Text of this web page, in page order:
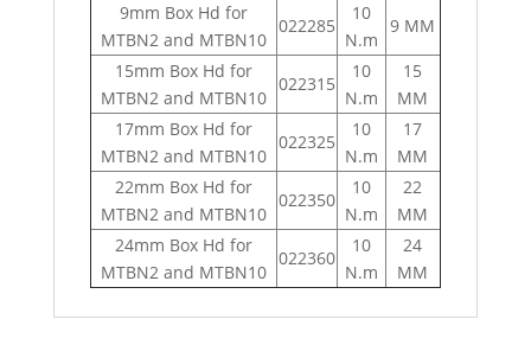
9mm Box Hd for
MTBN2 and MTBN10
022285
10
N.m
9 MM
15mm Box Hd for
MTBN2 and MTBN10
022315
10
N.m
15
MM
17mm Box Hd for
MTBN2 and MTBN10
022325
10
N.m
17
MM
22mm Box Hd for
MTBN2 and MTBN10
022350
10
N.m
22
MM
24mm Box Hd for
MTBN2 and MTBN10
022360
10
N.m
24
MM